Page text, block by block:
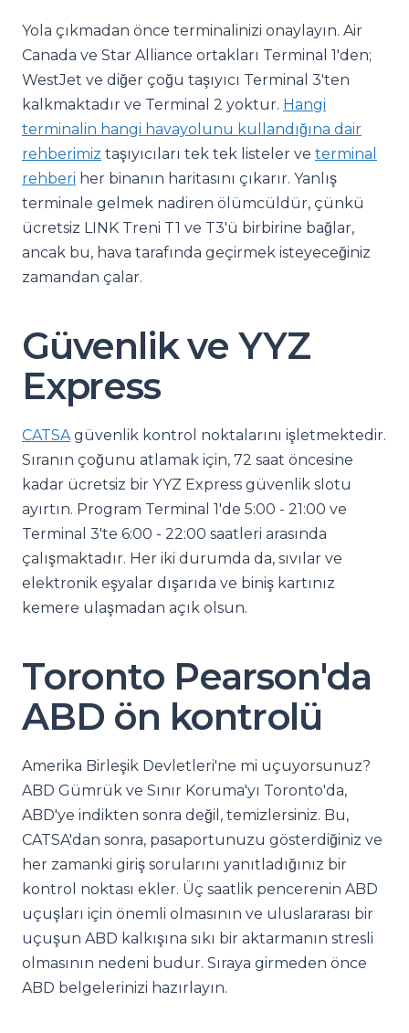
Yola çıkmadan önce terminalinizi onaylayın. Air
Canada ve Star Alliance ortakları Terminal 1'den;
WestJet ve diğer çoğu taşıyıcı Terminal 3'ten
kalkmaktadır ve Terminal 2 yoktur. Hangi
terminalin hangi havayolunu kullandığına dair
rehberimiz taşıyıcıları tek tek listeler ve terminal
rehberi her binanın haritasını çıkarır. Yanlış
terminale gelmek nadiren ölümcüldür, çünkü
ücretsiz LINK Treni T1 ve T3'ü birbirine bağlar,
ancak bu, hava tarafında geçirmek isteyeceğiniz
zamandan çalar.
Güvenlik ve YYZ
Express
CATSAgüvenlik kontrol noktalarını işletmektedir.
Sıranın çoğunu atlamak için, 72 saat öncesine
kadar ücretsiz bir YYZ Express güvenlik slotu
ayırtın. Program Terminal 1'de 5:00 - 21:00 ve
Terminal 3'te 6:00 - 22:00 saatleri arasında
çalışmaktadır. Her iki durumda da, sıvılar ve
elektronik eşyalar dışarıda ve biniş kartınız
kemere ulaşmadan açık olsun.
Toronto Pearson'da
ABD ön kontrolü
Amerika Birleşik Devletleri'ne mi uçuyorsunuz?
ABD Gümrük ve Sınır Koruma'yı Toronto'da,
ABD'ye indikten sonra değil, temizlersiniz. Bu,
CATSA'dan sonra, pasaportunuzu gösterdiğiniz ve
her zamanki giriş sorularını yanıtladığınız bir
kontrol noktası ekler. Üç saatlik pencerenin ABD
uçuşları için önemli olmasının ve uluslararası bir
uçuşun ABD kalkışına sıkı bir aktarmanın stresli
olmasının nedeni budur. Sıraya girmeden önce
ABD belgelerinizi hazırlayın.